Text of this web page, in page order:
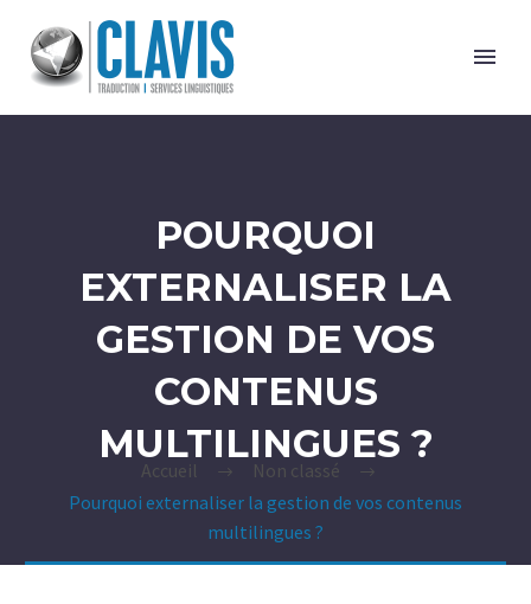
POURQUOI
EXTERNALISER LA
GESTION DE VOS
CONTENUS
MULTILINGUES ?
Accueil
Non classé
Pourquoi externaliser la gestion de vos contenus
multilingues ?